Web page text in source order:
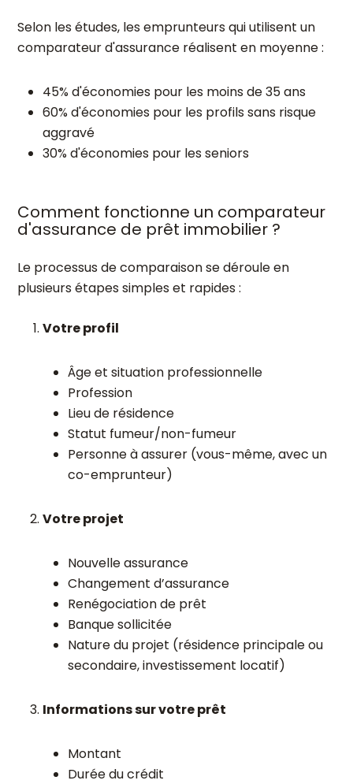
Selon les études, les emprunteurs qui utilisent un
comparateur d'assurance réalisent en moyenne :
45% d'économies pour les moins de 35 ans
60% d'économies pour les profils sans risque
aggravé
30% d'économies pour les seniors
Comment fonctionne un comparateur
d'assurance de prêt immobilier ?
Le processus de comparaison se déroule en
plusieurs étapes simples et rapides :
Votre profil
Âge et situation professionnelle
Profession
Lieu de résidence
Statut fumeur/non-fumeur
Personne à assurer (vous-même, avec un
co-emprunteur)
Votre projet
Nouvelle assurance
Changement d’assurance
Renégociation de prêt
Banque sollicitée
Nature du projet (résidence principale ou
secondaire, investissement locatif)
Informations sur votre prêt
Montant
Durée du crédit